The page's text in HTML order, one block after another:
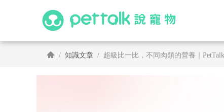
知識文章 超級比一比，不同肉類的營養｜